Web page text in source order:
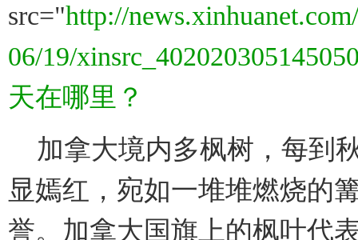
src="http://
06/19/
天在哪里？
加拿大境内多枫树，每到
显嫣红，宛如一堆堆燃烧的
誉。加拿大国旗上的枫叶代